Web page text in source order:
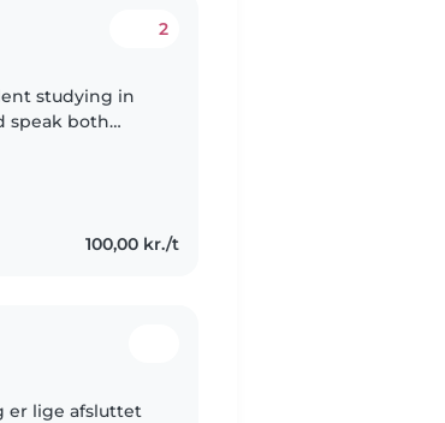
2
studying in
speak both
100,00 kr./t
er lige afsluttet